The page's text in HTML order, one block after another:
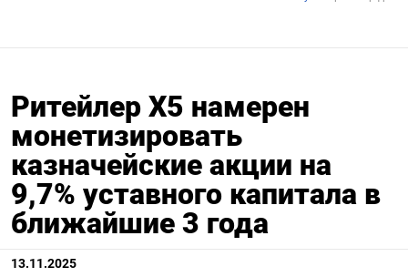
Ритейлер Х5 намерен
монетизировать
казначейские акции на
9,7% уставного капитала в
ближайшие 3 года
13.11.2025